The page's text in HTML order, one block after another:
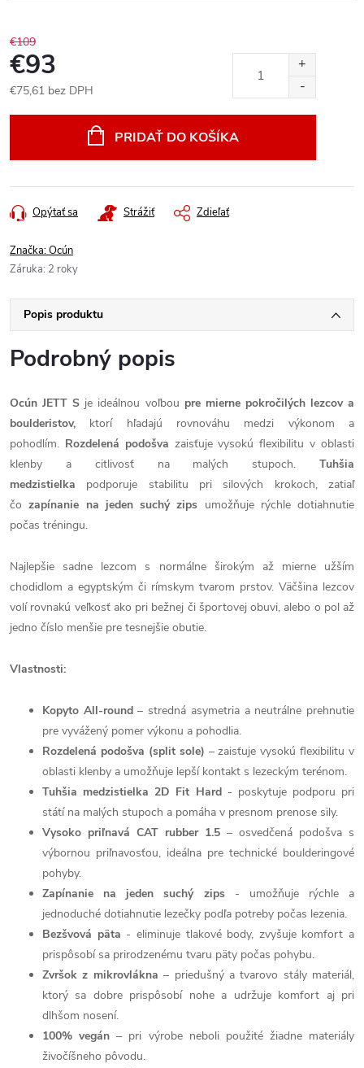
€109
€93
€75,61 bez DPH
PRIDAŤ DO KOŠÍKA
Opýtať sa Strážiť Zdieľať
Značka:Ocún
Záruka: 2 roky
Popis produktu
Podrobný popis
Ocún JETT S je ideálnou voľbou pre mierne pokročilých lezcov a
boulderistov,
ktorí hľadajú rovnováhu medzi výkonom a
pohodlím. Rozdelená podošva zaisťuje vysokú flexibilitu v oblasti
klenby a citlivosť na malých stupoch.
Tuhšia
medzistielka
podporuje stabilitu pri silových krokoch, zatiaľ
čo zapínanie na jeden suchý zips umožňuje rýchle dotiahnutie
počas tréningu.
Najlepšie sadne lezcom s normálne širokým až mierne užším
chodidlom a egyptským či rímskym tvarom prstov. Väčšina lezcov
volí rovnakú veľkosť ako pri bežnej či športovej obuvi, alebo o pol až
jedno číslo menšie pre tesnejšie obutie.
Vlastnosti:
Kopyto All-round– stredná asymetria a neutrálne prehnutie
pre vyvážený pomer výkonu a pohodlia.
Rozdelená podošva (split sole) – zaisťuje vysokú flexibilitu v
oblasti klenby a umožňuje lepší kontakt s lezeckým terénom.
Tuhšia medzistielka 2D Fit Hard- poskytuje podporu pri
státí na malých stupoch a pomáha v presnom prenose sily.
Vysoko priľnavá CAT rubber 1.5 – osvedčená podošva s
výbornou priľnavosťou, ideálna pre technické boulderingové
pohyby.
Zapínanie na jeden suchý zips- umožňuje rýchle a
jednoduché dotiahnutie lezečky podľa potreby počas lezenia.
Bezšvová päta - eliminuje tlakové body, zvyšuje komfort a
prispôsobí sa prirodzenému tvaru päty počas pohybu.
Zvršok z mikrovlákna – priedušný a tvarovo stály materiál,
ktorý sa dobre prispôsobí nohe a udržuje komfort aj pri
dlhšom nosení.
100% vegán – pri výrobe neboli použité žiadne materiály
živočíšneho pôvodu.